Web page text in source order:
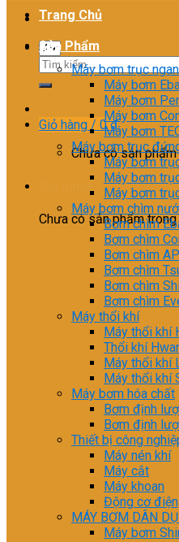
Tìm
Giỏ hàng / 0₫
Chưa có sản
Chưa có sản phẩm trong
Trang Chủ
Sản Phẩm
Máy bơm trục
Máy bơm
Máy bơm
Máy bơm
Máy bơm
Máy bơm trục
Máy bơm
Máy bơm
Máy bơm
Máy bơm chìm
Bơm chìm
Bơm chìm
Bơm chìm
Bơm chìm
Bơm chìm
Bơm chìm
Máy thổi khí
Máy thổi khí
Thổi khí
Máy thổi khí
Máy thổi khí
Máy bơm hóa chất
Bơm định
Bơm định
Thiết bị công
Máy nén khí
Máy cắt
Máy khoan
Động cơ điện
MÁY BƠM DÂN
Máy bơm